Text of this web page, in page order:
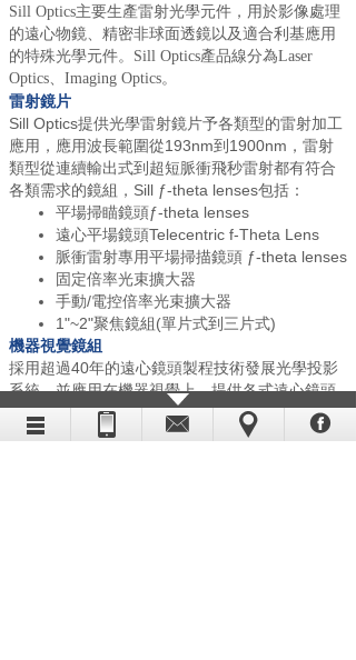
Sill Optics主要生產雷射光學元件，用於影像處理
的遠心物鏡、精密非球面透鏡以及適合利基應用
的特殊光學元件。Sill Optics產品線分為Laser
Optics、Imaging Optics。
雷射鏡片
Sill Optics提供光學雷射鏡片予各類型的雷射加工
應用，應用波長範圍從193nm到1900nm，雷射
類型從連續輸出式到超短脈衝飛秒雷射都有符合
各類需求的鏡組，Sill ƒ-theta lenses包括：
平場掃瞄鏡頭ƒ-theta lenses
遠心平場鏡頭Telecentric f-Theta Lens
脈衝雷射專用平場掃描鏡頭 ƒ-theta lenses
固定倍率光束擴大器
手動/電控倍率光束擴大器
1"~2"聚焦鏡組(單片式到三片式)
機器視覺鏡組
採用超過40年的遠心鏡頭製程技術發展光學投影
系統，並應用在機器視覺上，提供各式遠心鏡頭
與聚光鏡。